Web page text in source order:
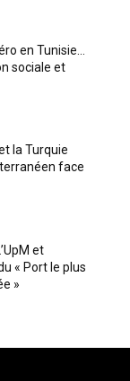
en Tunisie…
sociale et
la Turquie
face
et
« Port le plus
»